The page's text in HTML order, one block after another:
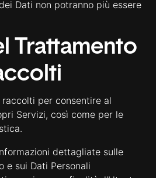
Dati non potranno più essere
Trattamento
raccolti per consentire al
Servizi, così come per le
dettagliate sulle
e sui Dati Personali